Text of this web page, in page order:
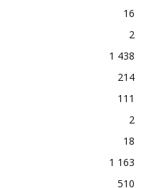
16
2
1 438
214
111
2
18
1 163
510